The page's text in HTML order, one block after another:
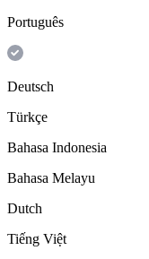
Português
Deutsch
Türkçe
Bahasa Indonesia
Bahasa Melayu
Dutch
Tiếng Việt